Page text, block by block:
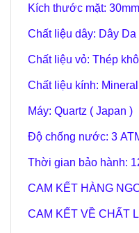
Kích thước mặt: 30mm
Chất liệu dây: Dây Da
Chất liệu vỏ: Thép
Chất liệu kính:
Máy: Quartz ( Japan )
Độ chống nước: 3
Thời gian bảo hành:
CAM KẾT HÀNG
CAM KẾT VỀ CHẤT